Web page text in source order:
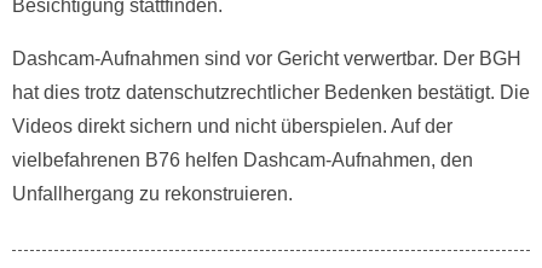
Besichtigung stattfinden.
Dashcam-Aufnahmen sind vor Gericht verwertbar. Der BGH
hat dies trotz datenschutzrechtlicher Bedenken bestätigt. Die
Videos direkt sichern und nicht überspielen. Auf der
vielbefahrenen B76 helfen Dashcam-Aufnahmen, den
Unfallhergang zu rekonstruieren.